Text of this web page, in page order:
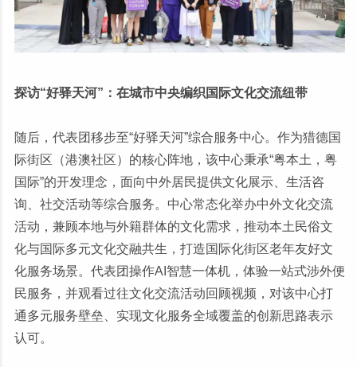
探访“好驿天河”：在城市中央编织国际文化交流纽带
随后，代表团移步至“好驿天河”综合服务中心。作为猎德国
际街区（港澳社区）的核心阵地，该中心秉承“粤本土，粤
国际”的开发理念，面向中外居民提供文化展示、生活咨
询、社交活动等综合服务。中心常态化举办中外文化交流
活动，兼顾本地与外籍群体的文化需求，推动本土民俗文
化与国际多元文化交融共生，打造国际化街区老年友好文
化服务场景。代表团操作AI智慧一体机，体验一站式涉外便
民服务，并观看过往文化交流活动回顾视频，对该中心打
通多元服务壁垒、实现文化服务全域覆盖的创新思路表示
认可。